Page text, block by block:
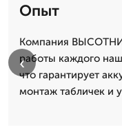
Опыт
Компания
работы каждого
что гарантирует
монтаж табличек и
‹